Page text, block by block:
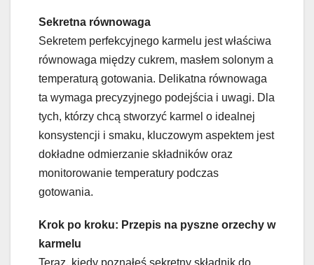
Sekretna równowaga
Sekretem perfekcyjnego karmelu jest właściwa
równowaga między cukrem, masłem solonym a
temperaturą gotowania. Delikatna równowaga
ta wymaga precyzyjnego podejścia i uwagi. Dla
tych, którzy chcą stworzyć karmel o idealnej
konsystencji i smaku, kluczowym aspektem jest
dokładne odmierzanie składników oraz
monitorowanie temperatury podczas
gotowania.
Krok po kroku: Przepis na pyszne orzechy w
karmelu